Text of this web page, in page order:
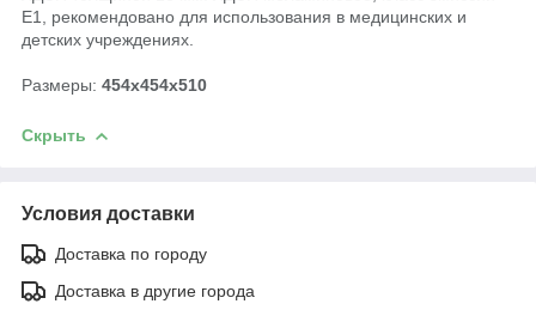
Е1, рекомендовано для использования в медицинских и
детских учреждениях.
Размеры: 454х454х510
Скрыть
Условия доставки
Доставка по городу
Доставка в другие города